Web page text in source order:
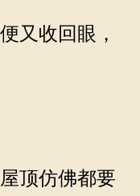
又收回眼，
顶仿佛都要